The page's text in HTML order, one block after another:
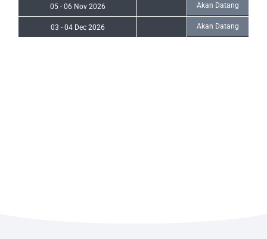
05 - 06 Nov 2026 Akan Datang
03 - 04 Dec 2026 Akan Datang